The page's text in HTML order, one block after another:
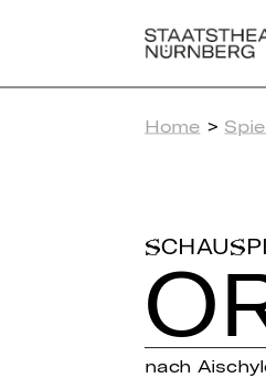
Home >
nach